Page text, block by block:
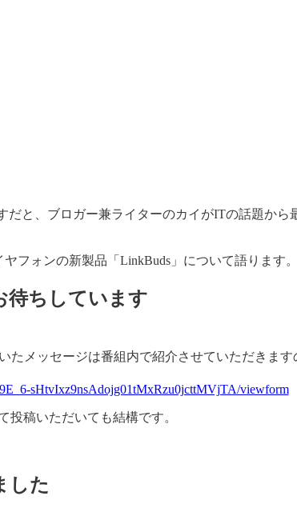
だと、ブロガー兼ライターのカイがITの話題か
フォンの新製品「LinkBuds」について語ります。
待ちしています
たメッセージは番組内で紹介させていただきま
sHtvIxz9nsAdojg01tMxRzu0jcttMVjTA/viewform
投稿いただいても結構です。
した